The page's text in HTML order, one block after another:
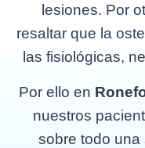
lesiones. Por
resaltar que la
las fisiológicas,
Por ello en
nuestros
sobre todo una